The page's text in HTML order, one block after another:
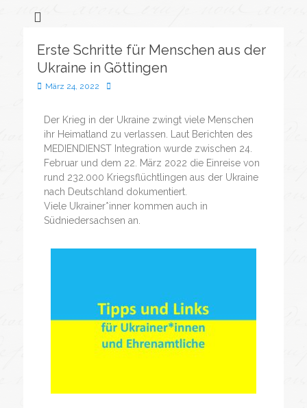
Göttingen
Wohnanlagen
Erste Schritte für Menschen aus der
Ukraine in Göttingen
März 24, 2022
Der Krieg in der Ukraine zwingt viele Menschen
ihr Heimatland zu verlassen. Laut Berichten des
MEDIENDIENST Integration wurde zwischen 24.
Februar und dem 22. März 2022 die Einreise von
rund 232.000 Kriegsflüchtlingen aus der Ukraine
nach Deutschland dokumentiert.
Viele Ukrainer*inner kommen auch in
Südniedersachsen an.